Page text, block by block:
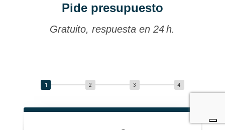
Pide presupuesto
Gratuito, respuesta en 24 h.